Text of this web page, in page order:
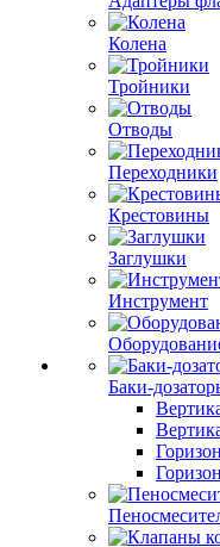
Колена
Тройники
Отводы
Переходники
Крестовины
Заглушки
Инструмент
Баки-